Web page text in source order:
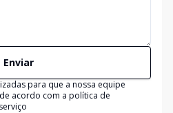
Enviar
para que a nossa equipe
acordo com a política de